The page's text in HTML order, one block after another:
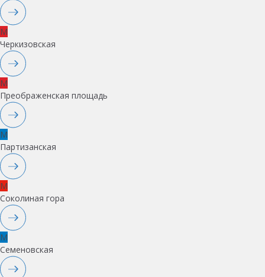
M
Черкизовская
M
Преображенская площадь
M
Партизанская
M
Соколиная гора
M
Семеновская